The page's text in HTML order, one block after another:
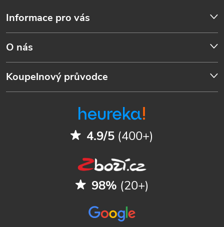
Informace pro vás
O nás
Koupelnový průvodce
4.9/5 (400+)
98% (20+)